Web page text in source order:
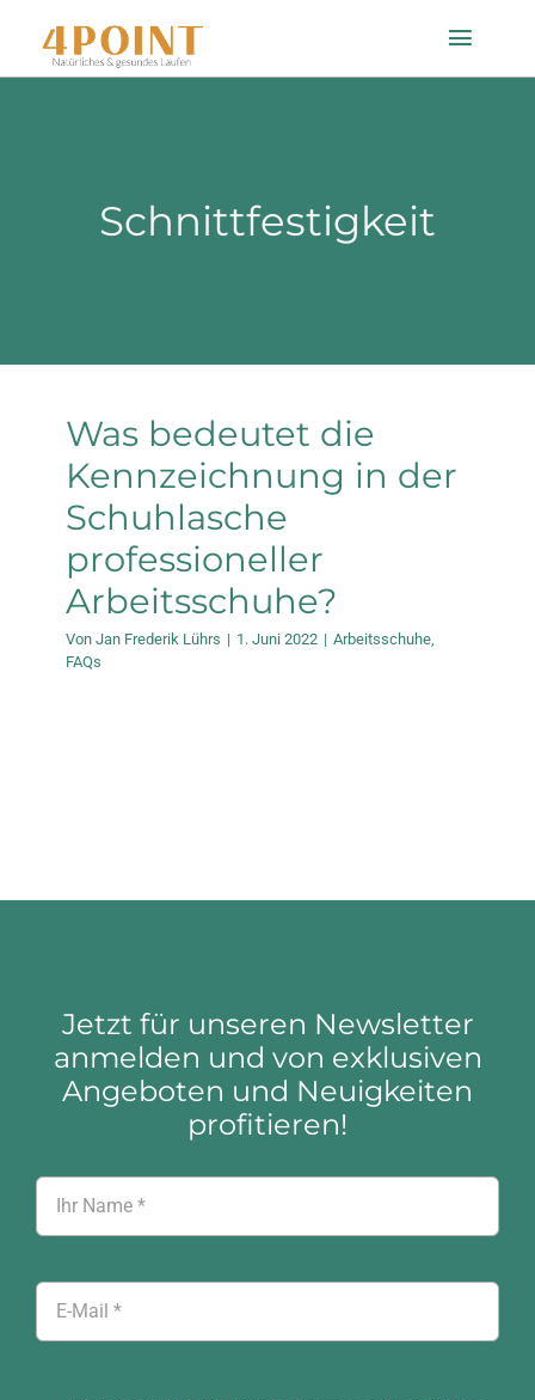
Inhalt
Toggle
Einlagenfinder
Technologie
Mein Konto
Shop
Schnittfestigkeit
Was bedeutet die
Kennzeichnung in der
Schuhlasche
professioneller
Arbeitsschuhe?
Von Jan Frederik Lührs | 1. Juni 2022 | Arbeitsschuhe
FAQs
Jetzt für unseren Newsletter
anmelden und von exklusiven
Angeboten und Neuigkeiten
profitieren!